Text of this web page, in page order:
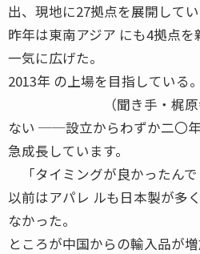
出、現地に27拠点を展開してい
昨年は東南アジア にも4拠点
一気に広げた。
2013年 の上場を目指している。
（聞き手・梶原幸絵
ない ──設立からわずか二〇年
急成長しています。
「タイミングが良かったんで
以前はアパレ ルも日本製が多
なかった。
ところが中国からの輸入品が